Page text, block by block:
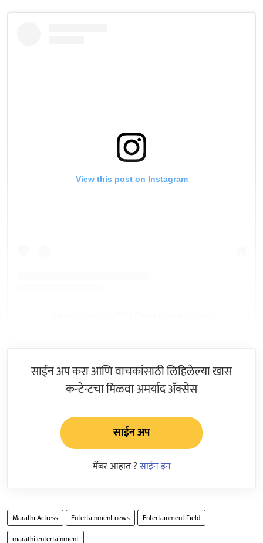
View this post on Instagram
साईन अप करा आणि वाचकांसाठी लिहिलेल्या खास
कन्टेन्टचा मिळवा अमर्याद ॲक्सेस
साईन अप
मेंबर आहात ?साईन इन
Marathi Actress Entertainment news
Entertainment Field
marathi entertainment